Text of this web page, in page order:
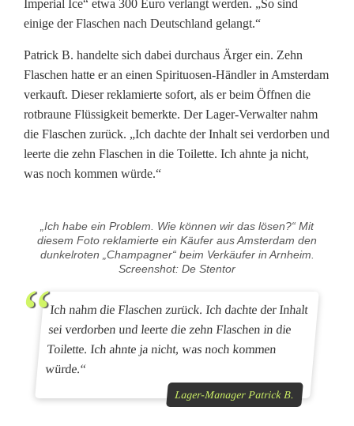
e
v
i
e
w
Imperial Ice“ etwa 300 Euro verlangt werden. „So sind
einige der Flaschen nach Deutschland gelangt.“
Patrick B. handelte sich dabei durchaus Ärger ein. Zehn
Flaschen hatte er an einen Spirituosen-Händler in Amsterdam
verkauft. Dieser reklamierte sofort, als er beim Öffnen die
rotbraune Flüssigkeit bemerkte. Der Lager-Verwalter nahm
die Flaschen zurück. „Ich dachte der Inhalt sei verdorben und
leerte die zehn Flaschen in die Toilette. Ich ahnte ja nicht,
was noch kommen würde.“
„Ich habe ein Problem. Wie können wir das lösen?“ Mit
diesem Foto reklamierte ein Käufer aus Amsterdam den
dunkelroten „Champagner“ beim Verkäufer in Arnheim.
Screenshot: De Stentor
Ich nahm die Flaschen zurück. Ich dachte der Inhalt
sei verdorben und leerte die zehn Flaschen in die
Toilette. Ich ahnte ja nicht, was noch kommen
würde.“
Lager-Manager Patrick B.